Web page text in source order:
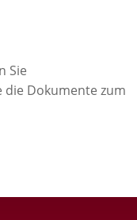
Sie
die Dokumente zum